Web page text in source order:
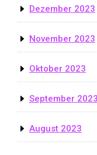
Dezember 2023
November 2023
Oktober 2023
September 2023
August 2023